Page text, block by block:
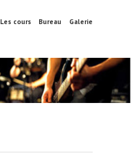
Les cours Bureau Galerie